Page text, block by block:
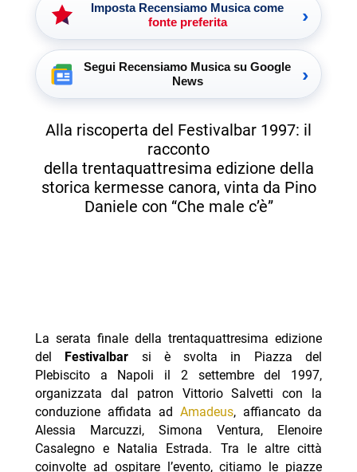
Imposta Recensiamo Musica come
fonte preferita
›
Segui Recensiamo Musica su Google
News
›
Alla riscoperta del Festivalbar 1997: il
racconto
della trentaquattresima edizione della
storica kermesse canora, vinta da Pino
Daniele con “Che male c’è”
La serata finale della trentaquattresima edizione
del
Festivalbar si è svolta in Piazza del
Plebiscito a Napoli il 2 settembre del 1997,
organizzata dal patron Vittorio Salvetti con la
conduzione affidata adAmadeus, affiancato da
Alessia Marcuzzi, Simona Ventura, Elenoire
Casalegno e Natalia Estrada. Tra le altre città
coinvolte ad ospitare l’evento, citiamo le piazze